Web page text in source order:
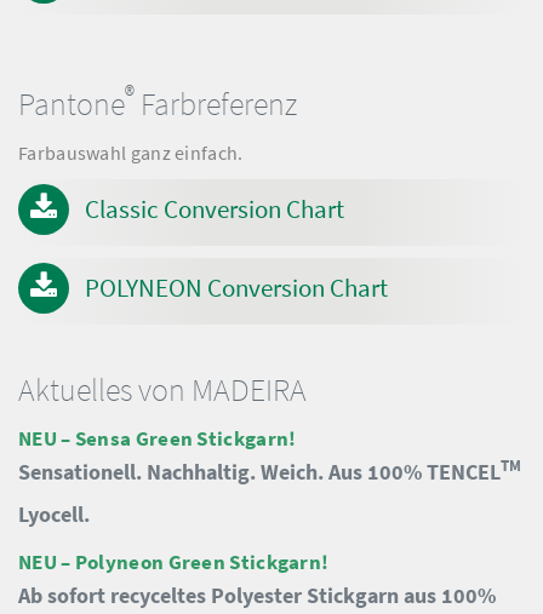
Pantone® Farbreferenz
Farbauswahl ganz einfach.
Classic Conversion Chart
POLYNEON Conversion Chart
Aktuelles von MADEIRA
NEU – Sensa Green Stickgarn!
Sensationell. Nachhaltig. Weich. Aus 100% TENCELTM
Lyocell.
NEU – Polyneon Green Stickgarn!
Ab sofort recyceltes Polyester Stickgarn aus 100%